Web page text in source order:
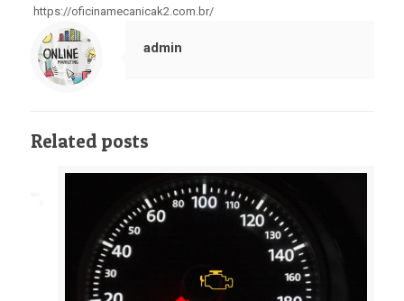
https://oficinamecanicak2.com.br/
admin
Related posts